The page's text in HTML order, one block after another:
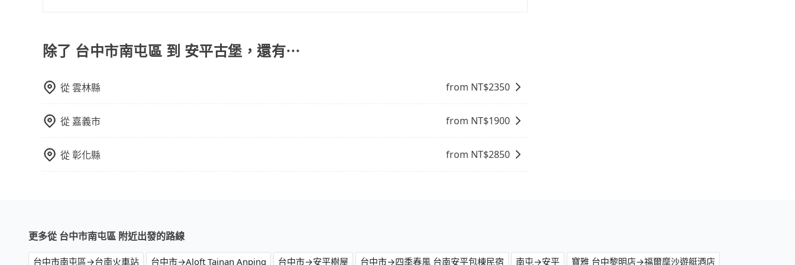
度安排，路線上會盡可能以順路為優先，載客數也不會超過座位的上限。
除了 台中市南屯區 到 安平古堡，還有⋯
從雲林縣 from NT$2350
從 嘉義市 from NT$1900
從彰化縣 from NT$2850
更多從 台中市南屯區 附近出發的路線
台中市南屯區→台南火車站 台中市→Aloft Tainan Anping 台中市→安平樹屋 台中市→四季春風 台南安平包棟民宿 南屯→安平 寶雅 台中黎明店→福爾摩沙遊艇酒店